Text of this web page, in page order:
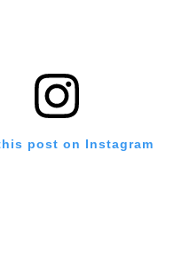
post on Instagram